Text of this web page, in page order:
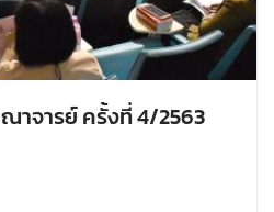
าจารย์ ครั้งที่ 4/2563